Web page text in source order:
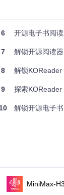
：
6 开源电子书阅读
7 解锁开源阅读
8 解锁KOReader
9 探索KOReader
10 解锁开源电子
MiniMax-H3